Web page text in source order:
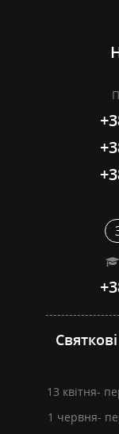
13 квітня-
1 червня-